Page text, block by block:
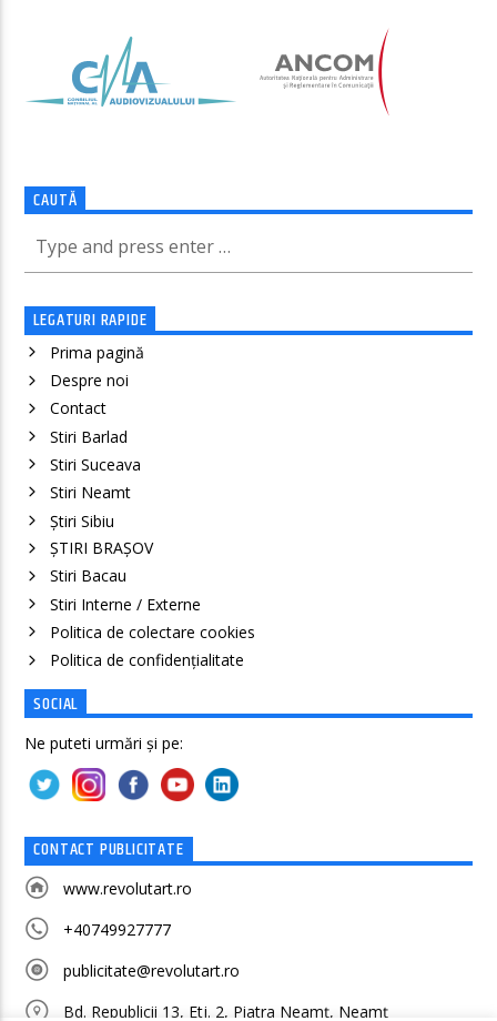
CAUTĂ
LEGATURI RAPIDE
Prima pagină
Despre noi
Contact
Stiri Barlad
Stiri Suceava
Stiri Neamt
Știri Sibiu
ȘTIRI BRAȘOV
Stiri Bacau
Stiri Interne / Externe
Politica de colectare cookies
Politica de confidenţialitate
SOCIAL
Ne puteti urmări și pe:
CONTACT PUBLICITATE
www.revolutart.ro
+40749927777
publicitate@revolutart.ro
Bd. Republicii 13, Etj. 2, Piatra Neamț, Neamț